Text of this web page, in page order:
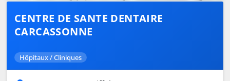
CENTRE DE SANTE DENTAIRE
CARCASSONNE
Hôpitaux / Cliniques